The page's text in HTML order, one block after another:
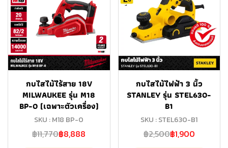
กบไสไม้ไร้สาย 18V
MILWAUKEE รุ่น M18
BP-0 (เฉพาะตัวเครื่อง)
SKU : M18 BP-0
฿11,770฿8,888
กบไสไม้ไฟฟ้า 3 นิ้ว
STANLEY รุ่น STEL630-
B1
SKU : STEL630-B1
฿2,500฿1,900